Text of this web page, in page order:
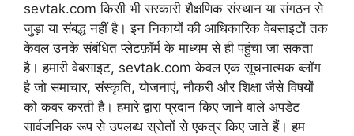
sevtak.com किसी भी सरकारी शैक्षणिक संस्थान या संगठन से
जुड़ा या संबद्ध नहीं है। इन निकायों की आधिकारिक वेबसाइटों तक
केवल उनके संबंधित प्लेटफ़ॉर्म के माध्यम से ही पहुंचा जा सकता
है। हमारी वेबसाइट, sevtak.com केवल एक सूचनात्मक ब्लॉग
है जो समाचार, संस्कृति, योजनाएं, नौकरी और शिक्षा जैसे विषयों
को कवर करती है। हमारे द्वारा प्रदान किए जाने वाले अपडेट
सार्वजनिक रूप से उपलब्ध स्रोतों से एकत्र किए जाते हैं। हम